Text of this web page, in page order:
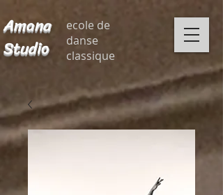
Amana
Studio
ecole de
danse
classique